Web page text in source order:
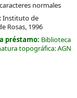
caracteres normales
Instituto de
Rosas, 1996
préstamo: Biblioteca
topográfica:AGN